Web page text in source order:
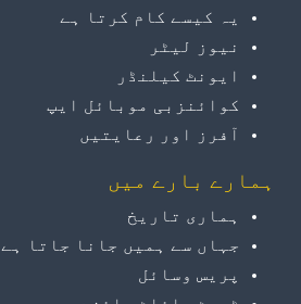
یہ کیسے کام کرتا ہے
نیوز لیٹر
ایونٹ کیلنڈر
کوائنزبی موبائل ایپ
آفرز اور رعایتیں
ہمارے بارے میں
ہماری تاریخ
جہاں سے ہمیں جانا جاتا ہے
پریس وسائل